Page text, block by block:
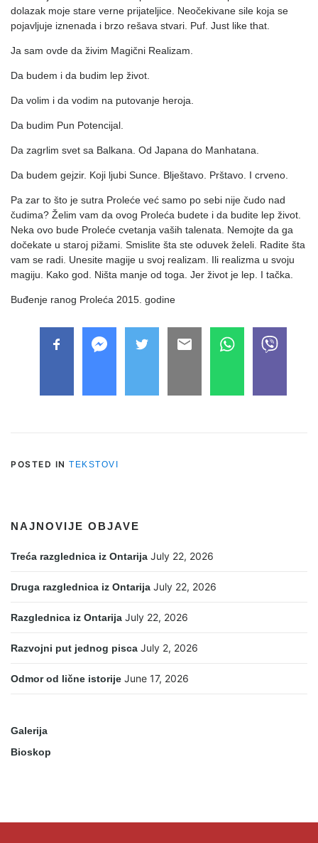
dolazak moje stare verne prijateljice. Neočekivane sile koja se
pojavljuje iznenada i brzo rešava stvari. Puf. Just like that.
Ja sam ovde da živim Magični Realizam.
Da budem i da budim lep život.
Da volim i da vodim na putovanje heroja.
Da budim Pun Potencijal.
Da zagrlim svet sa Balkana. Od Japana do Manhatana.
Da budem gejzir. Koji ljubi Sunce. Blještavo. Prštavo. I crveno.
Pa zar to što je sutra Proleće već samo po sebi nije čudo nad
čudima? Želim vam da ovog Proleća budete i da budite lep život.
Neka ovo bude Proleće cvetanja vaših talenata. Nemojte da ga
dočekate u staroj pižami. Smislite šta ste oduvek želeli. Radite šta
vam se radi. Unesite magije u svoj realizam. Ili realizma u svoju
magiju. Kako god. Ništa manje od toga. Jer život je lep. I tačka.
Buđenje ranog Proleća 2015. godine
POSTED IN TEKSTOVI
NAJNOVIJE OBJAVE
Treća razglednica iz Ontarija July 22, 2026
Druga razglednica iz Ontarija July 22, 2026
Razglednica iz Ontarija July 22, 2026
Razvojni put jednog pisca July 2, 2026
Odmor od lične istorije June 17, 2026
Galerija
Bioskop